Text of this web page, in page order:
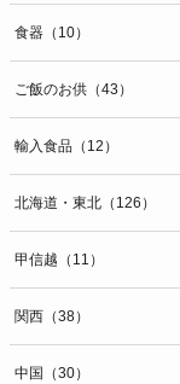
食器（10）
ご飯のお供（43）
輸入食品（12）
北海道・東北（126）
甲信越（11）
関西（38）
中国（30）